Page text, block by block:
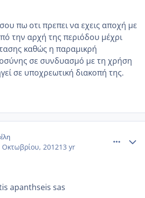
πω οτι πρεπει να εχεις αποχή με
την αρχή της περιόδου μέχρι
καθώς η παραμικρή
σε συνδυασμό με τη χρήση
σε υποχρεωτική διακοπή της.
Οκτωβρίου, 201213 yr
apanthseis sas